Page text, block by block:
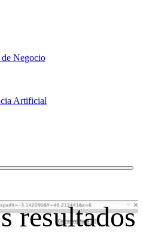
Negocio
Artificial
resultados